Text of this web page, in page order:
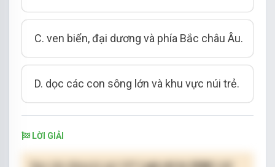
C. ven biển, đại dương và phía Bắc châu Âu.
D. dọc các con sông lớn và khu vực núi trẻ.
LỜI GIẢI